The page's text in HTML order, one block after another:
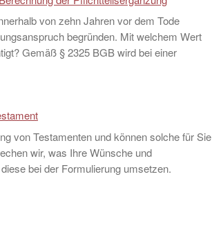
von zehn Jahren vor dem Tode
begründen. Mit welchem Wert
Gemäß § 2325 BGB wird bei einer
von Testamenten und können solche für Sie
wir, was Ihre Wünsche und
bei der Formulierung umsetzen.